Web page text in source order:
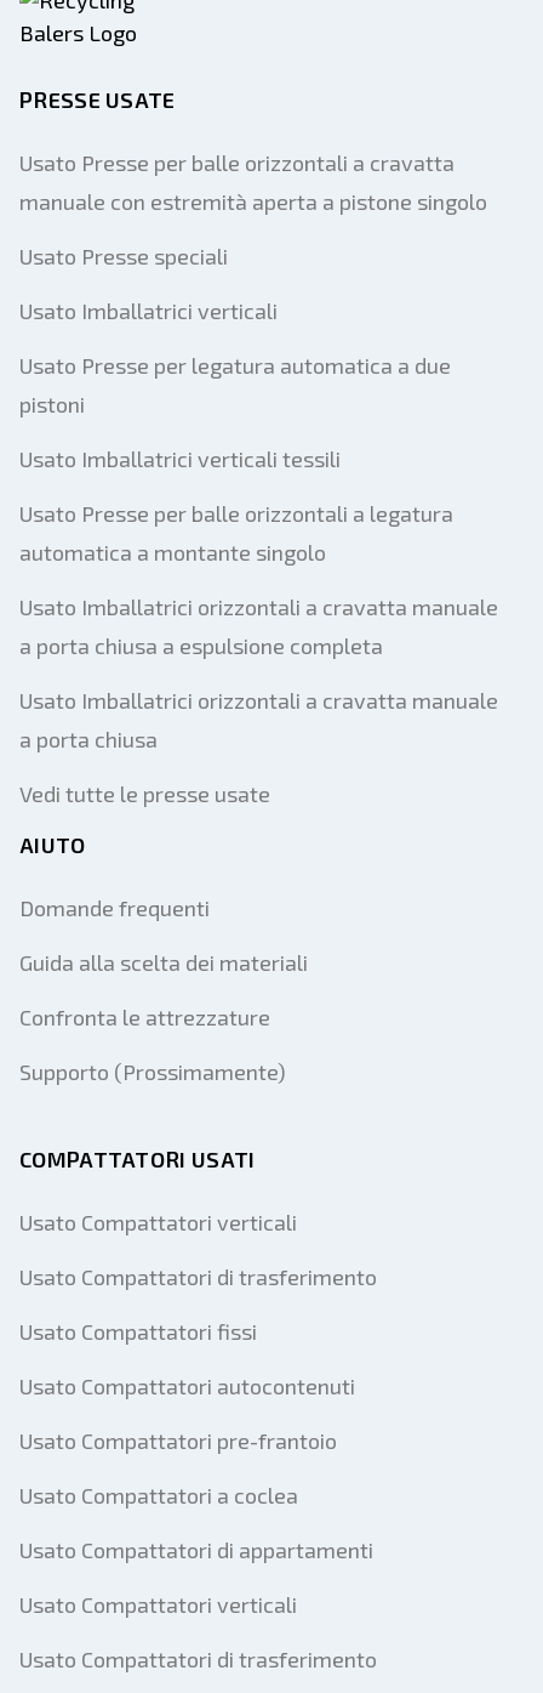
PRESSE USATE
Usato Presse per balle orizzontali a cravatta
manuale con estremità aperta a pistone singolo
Usato Presse speciali
Usato Imballatrici verticali
Usato Presse per legatura automatica a due
pistoni
Usato Imballatrici verticali tessili
Usato Presse per balle orizzontali a legatura
automatica a montante singolo
Usato Imballatrici orizzontali a cravatta manuale
a porta chiusa a espulsione completa
Usato Imballatrici orizzontali a cravatta manuale
a porta chiusa
Vedi tutte le presse usate
AIUTO
Domande frequenti
Guida alla scelta dei materiali
Confronta le attrezzature
Supporto (Prossimamente)
COMPATTATORI USATI
Usato Compattatori verticali
Usato Compattatori di trasferimento
Usato Compattatori fissi
Usato Compattatori autocontenuti
Usato Compattatori pre-frantoio
Usato Compattatori a coclea
Usato Compattatori di appartamenti
Usato Compattatori verticali
Usato Compattatori di trasferimento